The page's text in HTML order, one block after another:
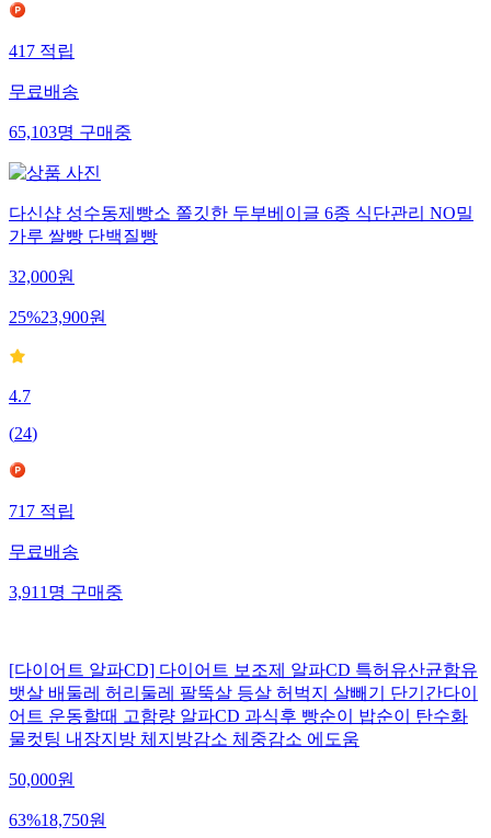
417적립
무료배송
65,103명구매중
다신샵 성수동제빵소 쫄깃한 두부베이글 6종 식단관리 NO밀
가루 쌀빵 단백질빵
32,000원
25%23,900원
4.7
(24)
717적립
무료배송
3,911명구매중
[다이어트 알파CD] 다이어트 보조제 알파CD 특허유산균함유
뱃살 배둘레 허리둘레 팔뚝살 등살 허벅지 살빼기 단기간다이
어트 운동할때 고함량 알파CD 과식후 빵순이 밥순이 탄수화
물컷팅 내장지방 체지방감소 체중감소 에도움
50,000원
63%18,750원